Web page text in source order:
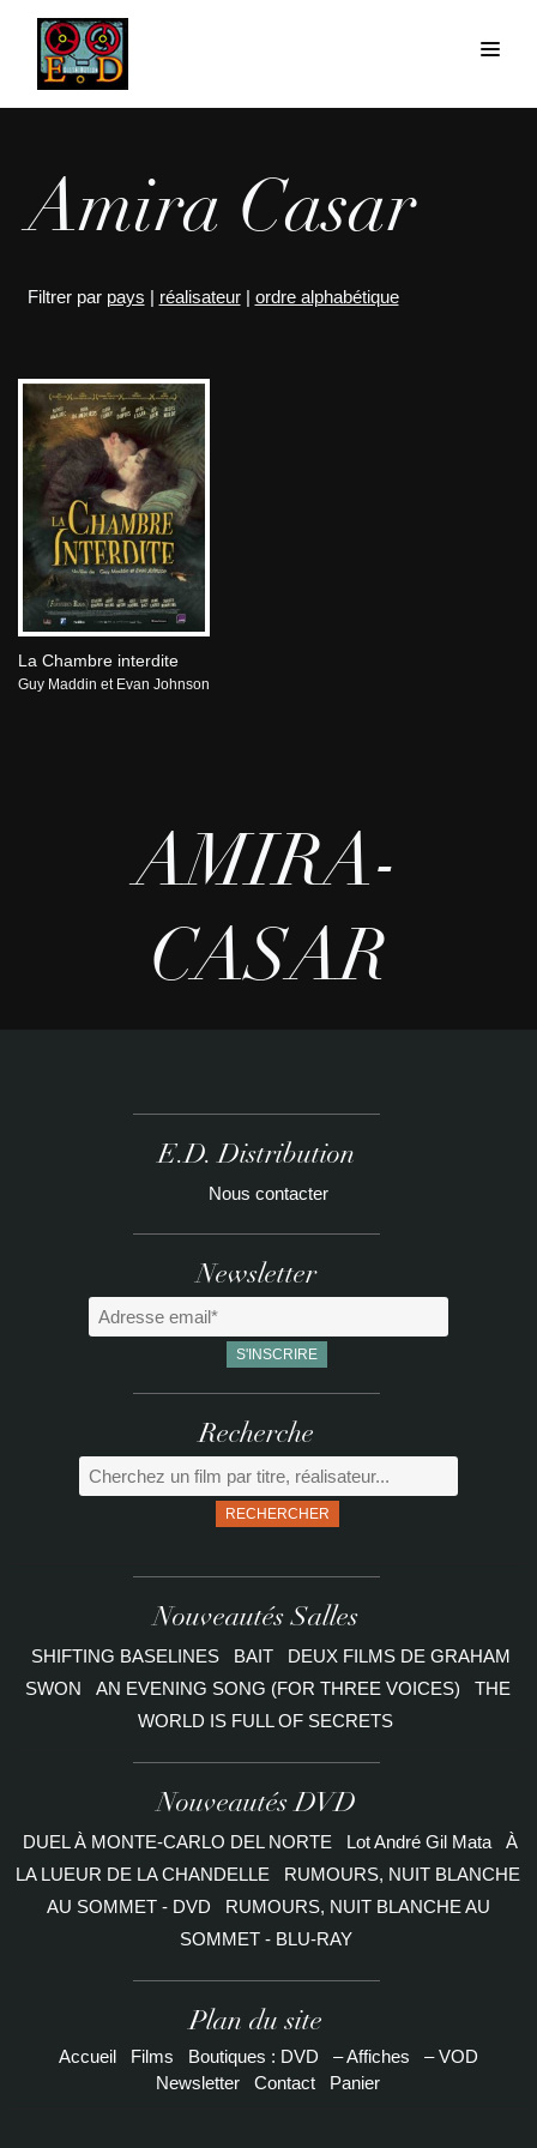
Amira Casar
Filtrer par pays | réalisateur| ordre alphabétique
La Chambre interdite
Guy Maddin et Evan Johnson
AMIRA-
CASAR
E.D. Distribution
Nous contacter
Newsletter
Recherche
RECHERCHER
Nouveautés Salles
SHIFTING BASELINES BAIT
DEUX FILMS DE GRAHAM
SWON
AN EVENING SONG (FOR THREE VOICES)
THE
WORLD IS FULL OF SECRETS
Nouveautés DVD
DUEL À MONTE-CARLO DEL NORTE Lot André Gil Mata
À
LA LUEUR DE LA CHANDELLE
RUMOURS, NUIT BLANCHE
AU SOMMET - DVD
RUMOURS, NUIT BLANCHE AU
SOMMET - BLU-RAY
Plan du site
Accueil Films Boutiques : DVD – Affiches
– VOD
Newsletter
Contact Panier